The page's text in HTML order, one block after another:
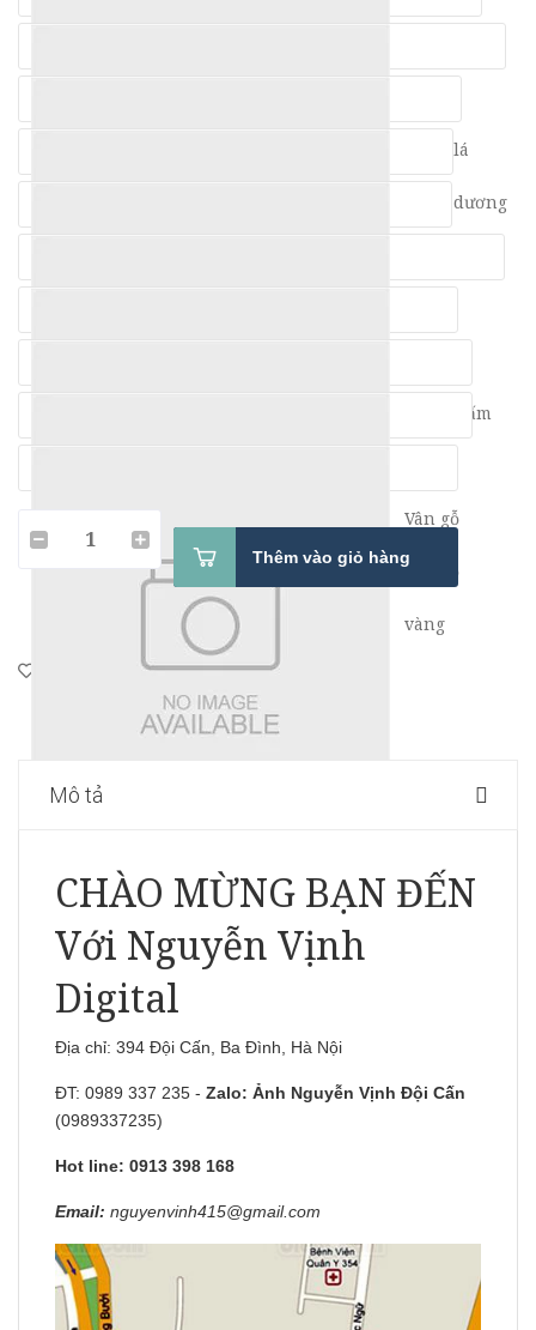
Xanh lá
Xanh dương
Nâu Chấm
Vân gỗ
vân gỗ
vàng
Thêm vào giỏ hàng
Chia sẻ:
Mô tả
CHÀO MỪNG BẠN ĐẾN
Với Nguyễn Vịnh
Digital
Địa chỉ: 394 Đội Cấn, Ba Đình, Hà Nội
ĐT: 0989 337 235 - Zalo: Ảnh Nguyễn Vịnh Đội Cấn
(0989337235)
Hot line: 0913 398 168
Email: nguyenvinh415@gmail.com